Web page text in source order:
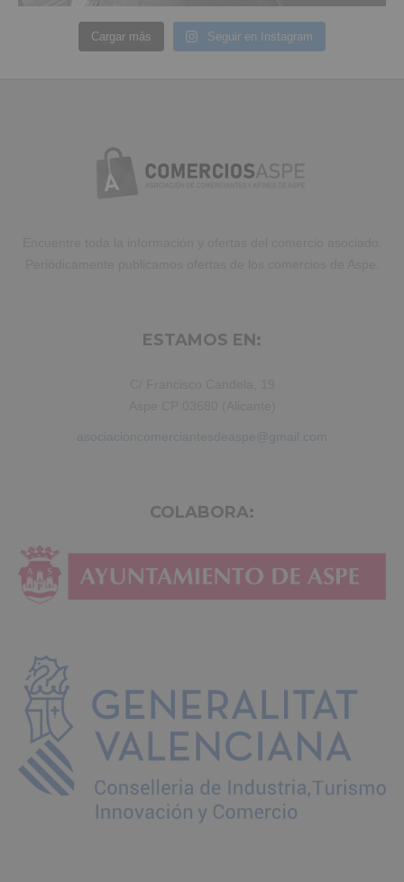
Cargar más Seguir en Instagram
ESTAMOS EN:
asociacioncomerciantesdeaspe@gmail.com
COLABORA: